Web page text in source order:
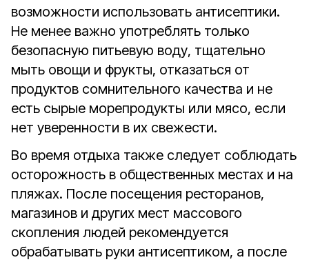
возможности использовать антисептики.
Не менее важно употреблять только
безопасную питьевую воду, тщательно
мыть овощи и фрукты, отказаться от
продуктов сомнительного качества и не
есть сырые морепродукты или мясо, если
нет уверенности в их свежести.
Во время отдыха также следует соблюдать
осторожность в общественных местах и на
пляжах. После посещения ресторанов,
магазинов и других мест массового
скопления людей рекомендуется
обрабатывать руки антисептиком, а после